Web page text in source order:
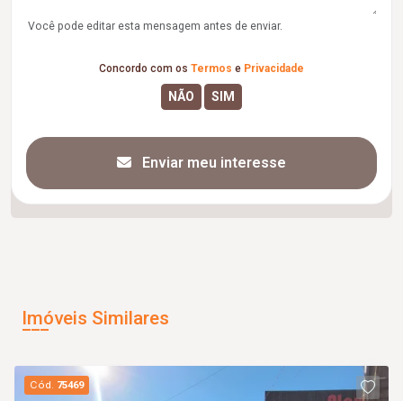
Você pode editar esta mensagem antes de enviar.
Concordo com os Termos e Privacidade
Enviar meu interesse
Imóveis Similares
Cód. 75469